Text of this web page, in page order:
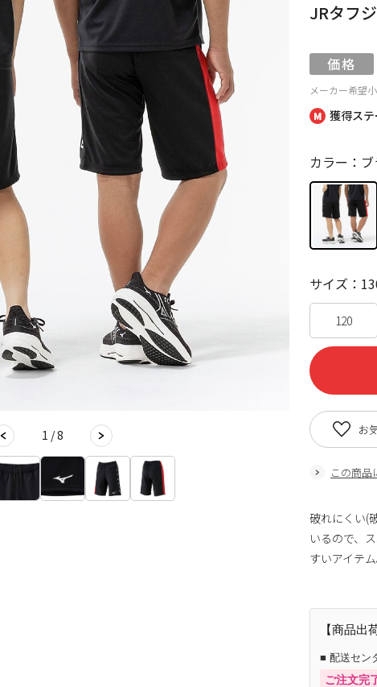
1 / 8
獲得ス
JRタフ
メーカー希望
カラー：
120
サイズ：
この商品
お
破れにくい(
いるので、
すいアイテム
【商品出
■ 配送セン
ご注文完